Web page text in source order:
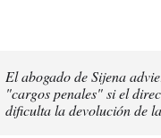
El abogado de Sijena
"cargos penales" si el
dificulta la devolución de